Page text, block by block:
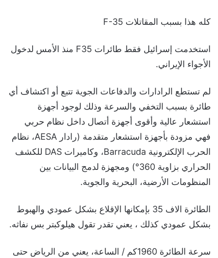
كله هذا بسبب المقاتلات F-35
استخدمت إسرائيل فقط طائرات F35 منذ الأمس لدخول
الأجواء الإيراني.
لم تستطع الرادارات والدفاعات الجوية تتبع أو اكتشاف أي
طائرة بسبب التخفي والسرعة وذلك لوجود أجهزة
استشعار عالية وأقوى أجهزة أتصال داخل نظام حربي
فهي مزودة بأجهزة استشعار متقدمة (رادار AESA، نظام
الحرب الإلكترونية Barracuda، وكاميرات DAS للكشف
الحراري بزاوية 360°) ومجهزة لدمج البيانات بين
المنظومات الأرضية، البحرية والجوية.
الطائرة الاف 35 بإمكانها الإقلاع بشكل عمودي والهبوط
بشكل عمودي كذلك ، يعني تقدر تقول هيلوكبتر بس نفاثه.
سرعة الطائرة 1960كم / الساعة، يعني من الرياض حتى